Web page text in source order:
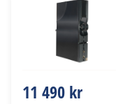
11 490 kr